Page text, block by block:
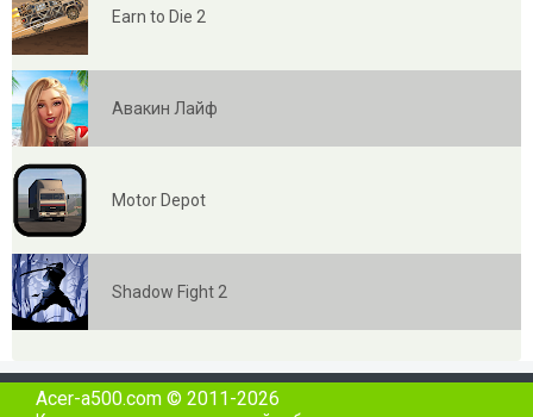
Earn to Die 2
Авакин Лайф
Motor Depot
Shadow Fight 2
Acer-a500.com © 2011-2026